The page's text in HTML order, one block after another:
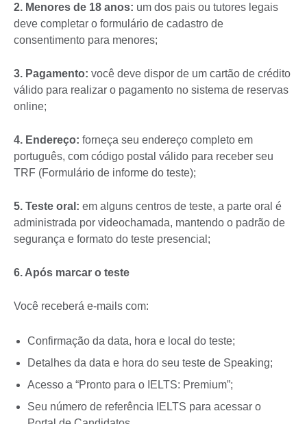
2. Menores de 18 anos: um dos pais ou tutores legais
deve completar o formulário de cadastro de
consentimento para menores;
3. Pagamento: você deve dispor de um cartão de crédito
válido para realizar o pagamento no sistema de reservas
online;
4. Endereço: forneça seu endereço completo em
português, com código postal válido para receber seu
TRF (Formulário de informe do teste);
5. Teste oral: em alguns centros de teste, a parte oral é
administrada por videochamada, mantendo o padrão de
segurança e formato do teste presencial;
6. Após marcar o teste
Você receberá e-mails com:
Confirmação da data, hora e local do teste;
Detalhes da data e hora do seu teste de Speaking;
Acesso a “Pronto para o IELTS: Premium”;
Seu número de referência IELTS para acessar o